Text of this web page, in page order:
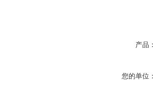
产品
您的单位